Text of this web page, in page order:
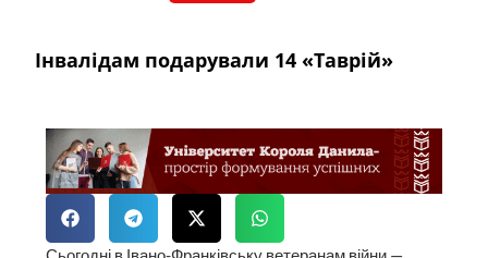
Інвалідам подарували 14 «Таврій»